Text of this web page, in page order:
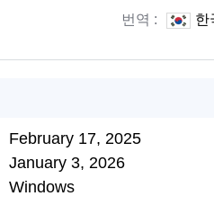
번역 : 한
February 17, 2025
January 3, 2026
Windows